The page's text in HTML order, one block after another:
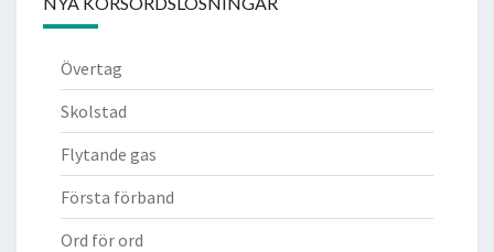
Övertag
Skolstad
Flytande gas
Första förband
Ord för ord